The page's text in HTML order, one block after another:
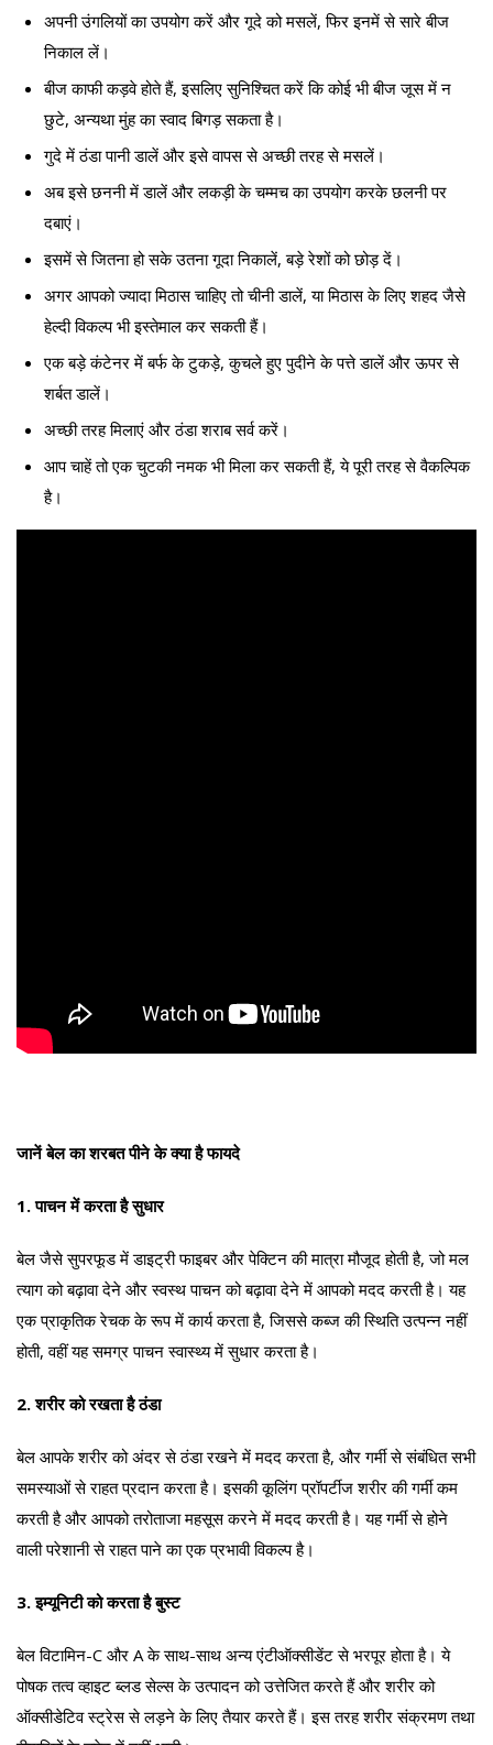
अपनी उंगलियों का उपयोग करें और गूदे को मसलें, फिर इनमें से सारे बीज
निकाल लें।
बीज काफी कड़वे होते हैं, इसलिए सुनिश्चित करें कि कोई भी बीज जूस में न
छुटे, अन्यथा मुंह का स्वाद बिगड़ सकता है।
गुदे में ठंडा पानी डालें और इसे वापस से अच्छी तरह से मसलें।
अब इसे छननी में डालें और लकड़ी के चम्मच का उपयोग करके छलनी पर
दबाएं।
इसमें से जितना हो सके उतना गूदा निकालें, बड़े रेशों को छोड़ दें।
अगर आपको ज्यादा मिठास चाहिए तो चीनी डालें, या मिठास के लिए शहद जैसे
हेल्दी विकल्प भी इस्तेमाल कर सकती हैं।
एक बड़े कंटेनर में बर्फ के टुकड़े, कुचले हुए पुदीने के पत्ते डालें और ऊपर से
शर्बत डालें।
अच्छी तरह मिलाएं और ठंडा शराब सर्व करें।
आप चाहें तो एक चुटकी नमक भी मिला कर सकती हैं, ये पूरी तरह से वैकल्पिक
है।
जानें बेल का शरबत पीने के क्या है फायदे
1. पाचन में करता है सुधार
बेल जैसे सुपरफूड में डाइट्री फाइबर और पेक्टिन की मात्रा मौजूद होती है, जो मल
त्याग को बढ़ावा देने और स्वस्थ पाचन को बढ़ावा देने में आपको मदद करती है। यह
एक प्राकृतिक रेचक के रूप में कार्य करता है, जिससे कब्ज की स्थिति उत्पन्न नहीं
होती, वहीं यह समग्र पाचन स्वास्थ्य में सुधार करता है।
2. शरीर को रखता है ठंडा
बेल आपके शरीर को अंदर से ठंडा रखने में मदद करता है, और गर्मी से संबंधित सभी
समस्याओं से राहत प्रदान करता है। इसकी कूलिंग प्रॉपर्टीज शरीर की गर्मी कम
करती है और आपको तरोताजा महसूस करने में मदद करती है। यह गर्मी से होने
वाली परेशानी से राहत पाने का एक प्रभावी विकल्प है।
3. इम्यूनिटी को करता है बुस्ट
बेल विटामिन-C और A के साथ-साथ अन्य एंटीऑक्सीडेंट से भरपूर होता है। ये
पोषक तत्व व्हाइट ब्लड सेल्स के उत्पादन को उत्तेजित करते हैं और शरीर को
ऑक्सीडेटिव स्ट्रेस से लड़ने के लिए तैयार करते हैं। इस तरह शरीर संक्रमण तथा